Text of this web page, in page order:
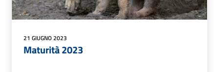
21 GIUGNO 2023
Maturità 2023